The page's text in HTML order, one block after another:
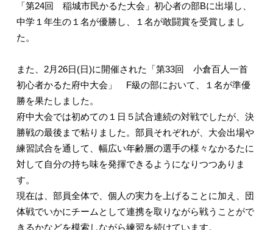
「第24回 稲城市民かるた大会」初心者の部Bに出場し、
中学１年生の１名が優勝し、１名が敢闘賞を受賞しまし
た。
また、2月26日(日)に開催された「第33回 小倉百人一首
初心者かるた府中大会」 F級の部において、１名が準優
勝を果たしました。
府中大会では初めての１日５試合連続の対戦でしたが、決
勝戦の最後まで粘りました。部員それぞれが、大会出場や
練習試合を通して、幅広い年齢層の選手の様々なかるたに
対して自分の持ち味を発揮できるようになりつつありま
す。
現在は、部員全体で、個人の実力を上げることに加え、団
体戦でいかにチームとして連携を取りながら戦うことがで
きるかなどを模索しながら練習を続けています。